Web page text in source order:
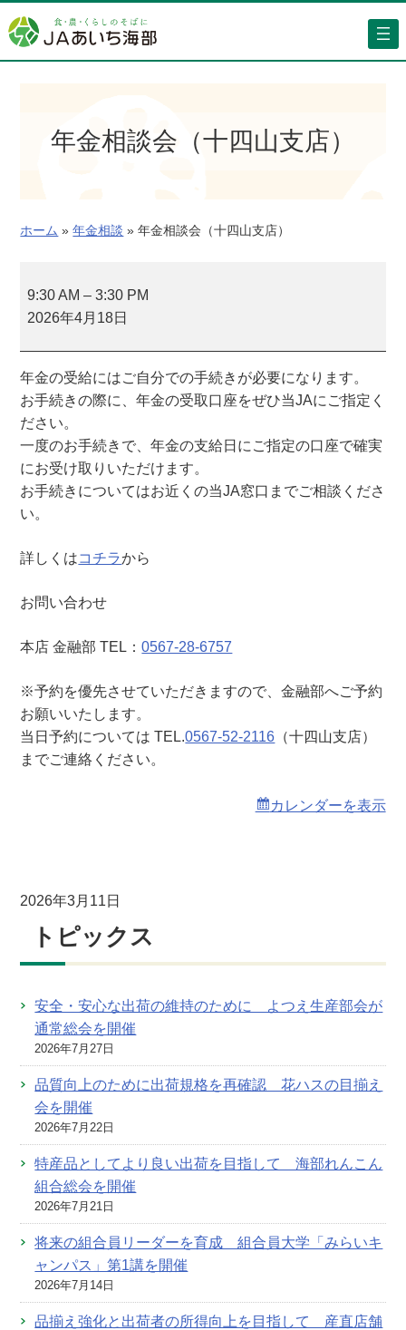
容
を
年金相談会（十四山支店）
ホーム » 年金相談 » 年金相談会（十四山支店）
金
相
（
十
四
支
店
）
9:30 AM –3:30 PM
2026年4月18日
年金の受給にはご自分での手続きが必要になります。
お手続きの際に、年金の受取口座をぜひ当JAにご指定く
ださい。
一度のお手続きで、年金の支給日にご指定の口座で確実
にお受け取りいただけます。
お手続きについてはお近くの当JA窓口までご相談くださ
い。
詳しくはコチラから
お問い合わせ
本店 金融部 TEL：0567-28-6757
※予約を優先させていただきますので、金融部へご予約
お願いいたします。
当日予約については TEL.0567-52-2116 （十四山支店）
までご連絡ください。
カレンダーを表示
2026年3月11日
トピックス
安全・安心な出荷の維持のために よつえ生産部会が
通常総会を開催
2026年7月27日
品質向上のために出荷規格を再確認 花ハスの目揃え
会を開催
2026年7月22日
特産品としてより良い出荷を目指して 海部れんこん
組合総会を開催
2026年7月21日
将来の組合員リーダーを育成 組合員大学「みらいキ
ャンパス」第1講を開催
2026年7月14日
品揃え強化と出荷者の所得向上を目指して 産直店舗